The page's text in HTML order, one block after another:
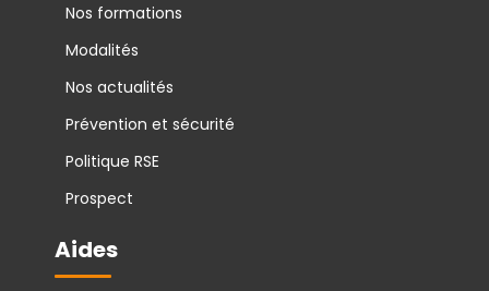
Nos formations
Modalités
Nos actualités
Prévention et sécurité
Politique RSE
Prospect
Aides